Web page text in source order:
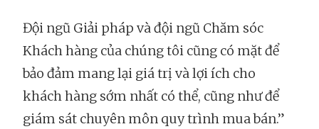
Đội ngũ Giải pháp và đội ngũ Chăm sóc
Khách hàng của chúng tôi cũng có mặt để
bảo đảm mang lại giá trị và lợi ích cho
khách hàng sớm nhất có thể, cũng như để
giám sát chuyên môn quy trình mua bán.”